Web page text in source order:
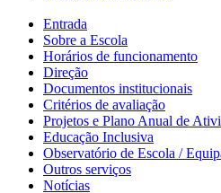
Entrada
Sobre a Escola
Horários de funcionamento
Direção
Documentos institucionais
Critérios de avaliação
Projetos e Plano Anual de
Educação Inclusiva
Observatório de Escola /
Outros serviços
Notícias